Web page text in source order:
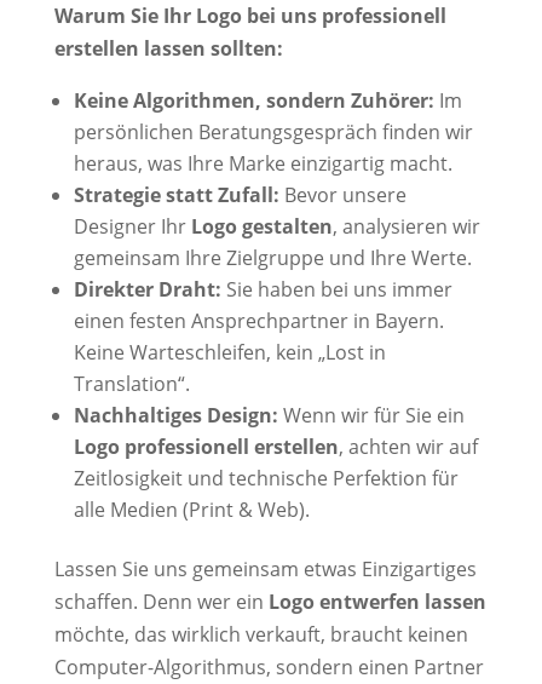
Warum Sie Ihr Logo bei uns professionell
erstellen lassen sollten:
Keine Algorithmen, sondern Zuhörer: Im
persönlichen Beratungsgespräch finden wir
heraus, was Ihre Marke einzigartig macht.
Strategie statt Zufall: Bevor unsere
Designer Ihr Logo gestalten, analysieren wir
gemeinsam Ihre Zielgruppe und Ihre Werte.
Direkter Draht: Sie haben bei uns immer
einen festen Ansprechpartner in Bayern.
Keine Warteschleifen, kein „Lost in
Translation“.
Nachhaltiges Design: Wenn wir für Sie ein
Logo professionell erstellen, achten wir auf
Zeitlosigkeit und technische Perfektion für
alle Medien (Print & Web).
Lassen Sie uns gemeinsam etwas Einzigartiges
schaffen. Denn wer ein Logo entwerfen lassen
möchte, das wirklich verkauft, braucht keinen
Computer-Algorithmus, sondern einen Partner